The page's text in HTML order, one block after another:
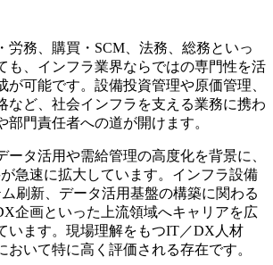
労務、購買・SCM、法務、総務といっ
も、インフラ業界ならではの専門性を活
が可能です。設備投資管理や原価管理、
など、社会インフラを支える業務に携わ
部門責任者への道が開けます。
ータ活用や需給管理の高度化を背景に、
急速に拡大しています。インフラ設備
刷新、データ活用基盤の構築に関わる
企画といった上流領域へキャリアを広
います。現場理解をもつIT／DX人材
おいて特に高く評価される存在です。